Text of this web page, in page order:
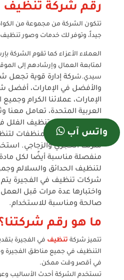
رقم شركة تنظيف
تتكون الشركة من مجموعة من
جيداً، وتوفر لك خدمات وصور تنظيف
العملاء الأعزاء كما تقوم الشركة
لمتابعة العمال وإرشادهم إلى
سيدي.شركة إدارة قوية تجعل
والأفضل في الإمارات،
الإمارات، عملائنا الكرام وجميع
العربية المتحدة، تعامل معنا
وقوتنا. شركات تنظيف الفلل
أفضل الأدوات والمنظفات
منزلك الحجري والزجاجي.
منفصلة مناسبة أيضًا لكل مادة
لتنظيف الحدائق والسلالم
شركات تنظيف في الفجيرة
واختبارها عدة مرات قبل العمل
صالحة ومناسبة للاستخدام.
ما هو رقم
تتميز شركة تنظيف في الفجيرة
التنظيف في جميع مناطق الفجيرة
في أقصر وقت ممكن.
تستخدم الشركة أحدث الأساليب
واتس آب